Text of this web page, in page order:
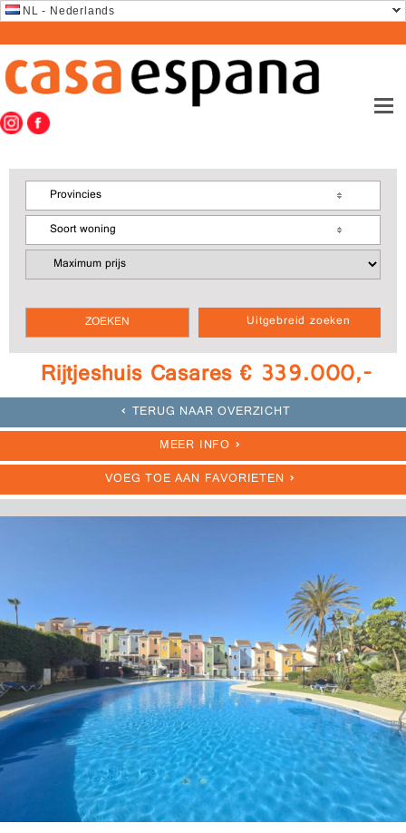
NL - Nederlands
Uitgebreid zoeken
Provincies
Soort woning
Rijtjeshuis Casares € 339.000,-
TERUG NAAR OVERZICHT
MEER INFO
VOEG TOE AAN FAVORIETEN